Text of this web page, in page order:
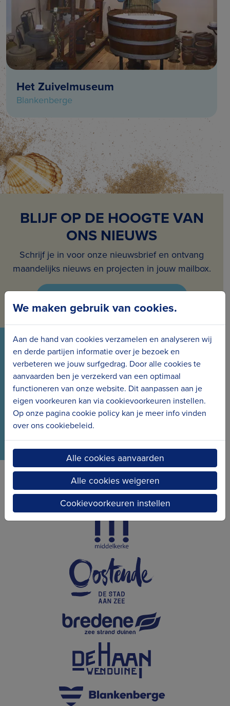
Het Zuivelmuseum
Blankenberge
BLIJF OP DE HOOGTE VAN
ONS NIEUWS
Schrijf je in voor onze nieuwsbrief en ontvang
maandelijks nieuws en projecten in jouw mailbox.
Inschrijven voor de nieuwsbrief
VOLG ONS VIA ONZE SOCIALS
Wees meteen op de hoogte van het laatste nieuws
en de nieuwe projecten.
Erfgoedcel Kusterfgoed verbindt
We maken gebruik van cookies.
Aan de hand van cookies verzamelen en analyseren wij
en derde partijen informatie over je bezoek en
verbeteren we jouw surfgedrag. Door alle cookies te
aanvaarden ben je verzekerd van een optimaal
functioneren van onze website. Dit aanpassen aan je
eigen voorkeuren kan via cookievoorkeuren instellen.
Op onze pagina cookie policy kan je meer info vinden
over ons cookiebeleid.
Alle cookies aanvaarden
Alle cookies weigeren
Cookievoorkeuren instellen